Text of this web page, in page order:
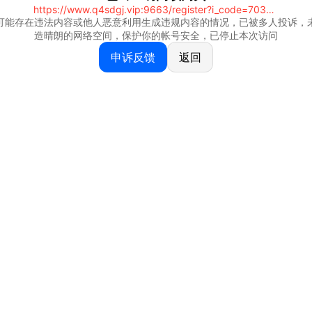
https://www.q4sdgj.vip:9663/register?i_code=70328081
能存在违法内容或他人恶意利用生成违规内容的情况，已被多人投诉，
造晴朗的网络空间，保护你的帐号安全，已停止本次访问
申诉反馈 返回